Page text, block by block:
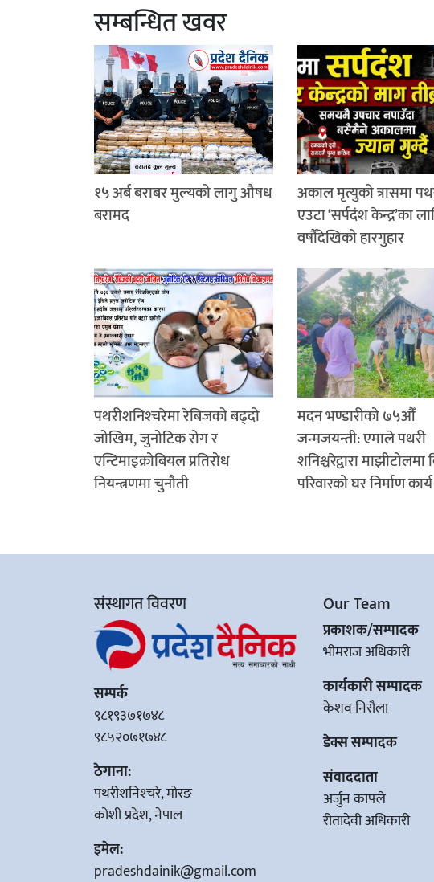
सम्बन्धित खवर
१५ अर्ब बराबर मुल्यको लागु औषध
बरामद
अकाल मृत्युको त्रासमा
एउटा ‘सर्पदंश केन्द्र’का
वर्षौंदेखिको हारगुहार
पथरीशनिश्‍चरेमा रेबिजको बढ्दो
जोखिम, जुनोटिक रोग र
एन्टिमाइक्रोबियल प्रतिरोध
नियन्त्रणमा चुनौती
मदन भण्डारीको ७५औँ
जन्मजयन्ती: एमाले पथरी
शनिश्चरेद्वारा माझीटोलमा
परिवारको घर निर्माण
संस्थागत विवरण
सम्पर्क
९८१९३७१७४८
९८५२०७१७४८
ठेगाना:
पथरीशनिश्‍चरे, मोरङ
कोशी प्रदेश, नेपाल
इमेल:
pradeshdainik@gmail.com
Our Team
प्रकाशक/सम्पादक
भीमराज अधिकारी
कार्यकारी सम्पादक
केशव निरौला
डेक्स सम्पादक
संवाददाता
अर्जुन काफ्ले
रीतादेवी अधिकारी